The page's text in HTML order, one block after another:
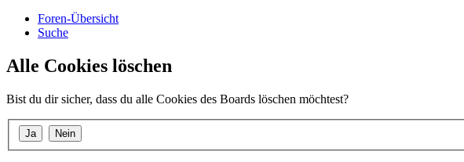
Foren-Übersicht
Suche
Alle Cookies löschen
Bist du dir sicher, dass du alle Cookies des Boards löschen möchtest?